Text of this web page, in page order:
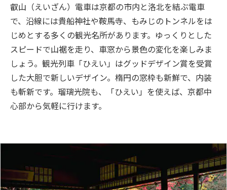
叡山（えいざん）電車は京都の市内と洛北を結ぶ電車
で、沿線には貴船神社や鞍馬寺、もみじのトンネルをは
じめとする多くの観光名所があります。ゆっくりとした
スピードで山裾を走り、車窓から景色の変化を楽しみま
しょう。観光列車「ひえい」はグッドデザイン賞を受賞
した大胆で新しいデザイン。楕円の窓枠も新鮮で、内装
も斬新です。瑠璃光院も、「ひえい」を使えば、京都中
心部から気軽に行けます。